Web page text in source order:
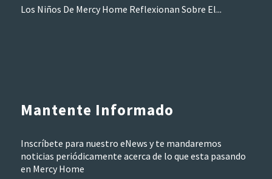
Los Niños De Mercy Home Reflexionan Sobre El...
Mantente Informado
Inscríbete para nuestro eNews y te mandaremos
noticias periódicamente acerca de lo que esta pasando
en Mercy Home